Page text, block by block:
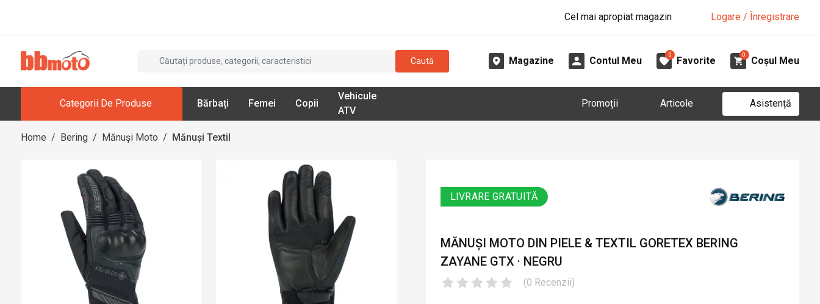
Cel mai apropiat magazin Logare / Înregistrare
Caută Magazine Contul Meu
0
Favorite
0
Coșul Meu
Categorii De Produse Bărbați Femei Copii
Vehicule
ATV
Promoții Articole Asistență
Home / Bering / Mănuși Moto / Mănuși Textil
LIVRARE GRATUITĂ
MĂNUȘI MOTO DIN PIELE & TEXTIL GORETEX BERING
ZAYANE GTX · NEGRU
(0 Recenzii)